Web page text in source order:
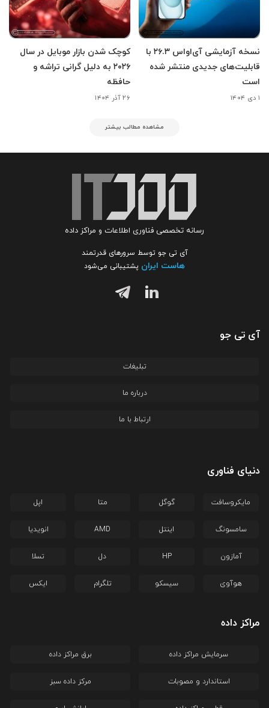
نسخه آزمایشی آی‌اواس ۲۶.۳ با
قابلیت‌های جدیدی منتشر شده
است
۱ دی ۱۴۰۴
کوچک شدن بازار موبایل در سال
۲۰۲۶ به دلیل گرانی تراشه و
حافظه
۲۶ آذر ۱۴۰۴
مشاهده مطالب بیشتر
رسانه تخصصی فناوری اطلاعات و مراکز داده
آی تی جو توسط سرورهای قدرتمند
هاست ایران پشتیبانی می‌شود
آی تی جو
تبلیغات
درباره ما
ارتباط با ما
دنیای فناوری
مایکروسافت گوگل متا اپل
سامسونگ اینتل AMD انویدیا
آمازون HP دل تسلا
هوآوی سیسکو تلگرام ایکس
مراکز داده
سرمایش مراکز داده برق مراکز داده
استاندارد و مصوبات مرکز داده سبز